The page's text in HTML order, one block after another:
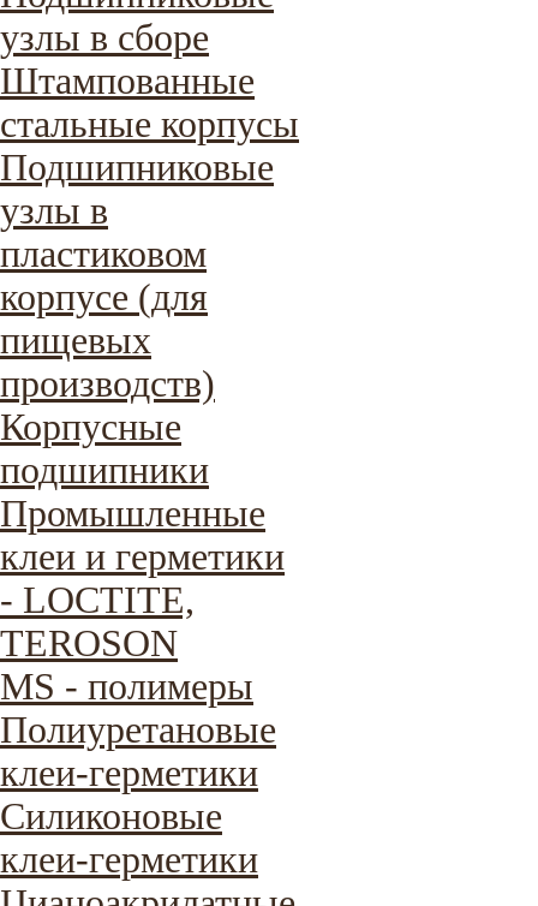
узлы в сборе
Штампованные
стальные корпусы
Подшипниковые
узлы в
пластиковом
корпусе (для
пищевых
производств)
Корпусные
подшипники
Промышленные
клеи и герметики
- LOCTITE,
TEROSON
MS - полимеры
Полиуретановые
клеи-герметики
Силиконовые
клеи-герметики